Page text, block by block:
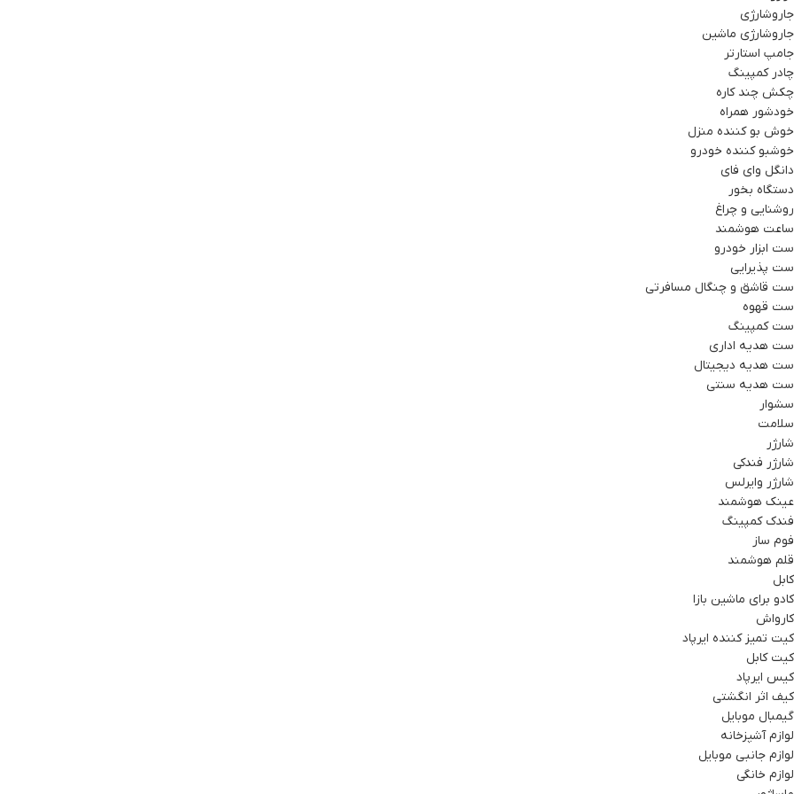
جاروشارژی
جاروشارژی ماشین
جامپ استارتر
چادر کمپینگ
چکش چند کاره
خودشور همراه
خوش بو کننده منزل
خوشبو کننده خودرو
دانگل وای فای
دستگاه بخور
روشنایی و چراغ
ساعت هوشمند
ست ابزار خودرو
ست پذیرایی
ست قاشق و چنگال مسافرتی
ست قهوه
ست کمپینگ
ست هدیه اداری
ست هدیه دیجیتال
ست هدیه سنتی
سشوار
سلامت
شارژر
شارژر فندکی
شارژر وایرلس
عینک هوشمند
فندک کمپینگ
فوم ساز
قلم هوشمند
کابل
کادو برای ماشین بازا
کارواش
کیت تمیز کننده ایرپاد
کیت کابل
کیس ایرپاد
کیف اثر انگشتی
گیمبال موبایل
لوازم آشپزخانه
لوازم جانبی موبایل
لوازم خانگی